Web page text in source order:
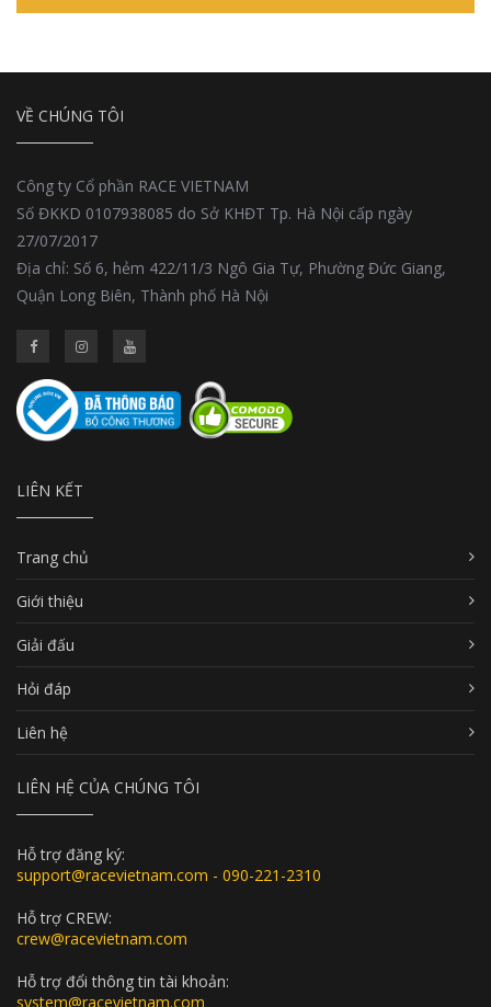
VỀ CHÚNG TÔI
Công ty Cổ phần RACE VIETNAM
Số ĐKKD 0107938085 do Sở KHĐT Tp. Hà Nội cấp ngày
27/07/2017
Địa chỉ: Số 6, hẻm 422/11/3 Ngô Gia Tự, Phường Đức Giang,
Quận Long Biên, Thành phố Hà Nội
LIÊN KẾT
Trang chủ
Giới thiệu
Giải đấu
Hỏi đáp
Liên hệ
LIÊN HỆ CỦA CHÚNG TÔI
Hỗ trợ đăng ký:
support@racevietnam.com - 090-221-2310
Hỗ trợ CREW:
crew@racevietnam.com
Hỗ trợ đổi thông tin tài khoản:
system@racevietnam.com